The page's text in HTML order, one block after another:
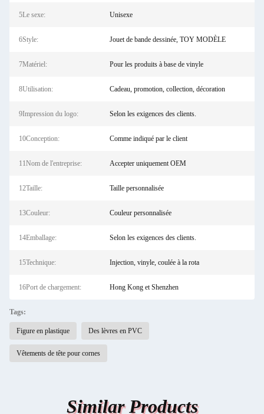
5Le sexe: Unisexe
6Style: Jouet de bande dessinée, TOY MODÈLE
7Matériel: Pour les produits à base de vinyle
8Utilisation: Cadeau, promotion, collection, décoration
9Impression du logo: Selon les exigences des clients.
10Conception: Comme indiqué par le client
11Nom de l'entreprise: Accepter uniquement OEM
12Taille: Taille personnalisée
13Couleur: Couleur personnalisée
14Emballage: Selon les exigences des clients.
15Technique: Injection, vinyle, coulée à la rota
16Port de chargement: Hong Kong et Shenzhen
Tags:
Figure en plastique Des lèvres en PVC
Vêtements de tête pour cornes
Similar Products